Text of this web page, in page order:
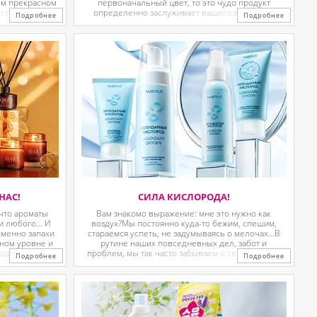
своего
эта
Подробнее
определенно заслуживает вашего внимания!
Магические салфетки ловушки, которые
защищают ваше белье от ...
Подробнее
ароматы
любого… И
запахи
уровне и
им у нас
...
Подробнее
СИЛА КИСЛОРОДА!
Вам знакомо выражение: мне это нужно как
воздух?Мы постоянно куда-то бежим, спешим,
стараемся успеть, не задумываясь о мелочах…В
рутине наших повседневных дел, забот и
проблем, мы так часто забываем о своей коже и
комфорте нашего лица. А ведь оно нуждается в
кислороде ни ...
Подробнее